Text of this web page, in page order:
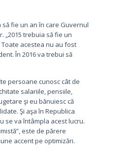
să fie un an în care Guvernul
„2015 trebuia să fie un
acestea nu au fost
În 2016 va trebui să
persoane cunosc cât de
salariile, pensiile,
şi eu bănuiesc că
Şi aşa în Republica
se va întâmpla acest lucru.
este de părere
accent pe optimizări.